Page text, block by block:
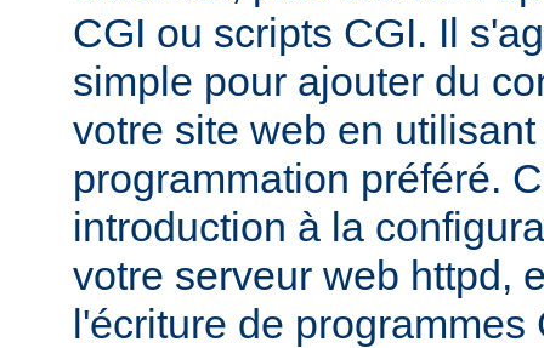
CGI ou scripts CGI. Il
simple pour ajouter du
votre site web en
programmation préféré.
introduction à la
votre serveur web httpd,
l'écriture de programmes